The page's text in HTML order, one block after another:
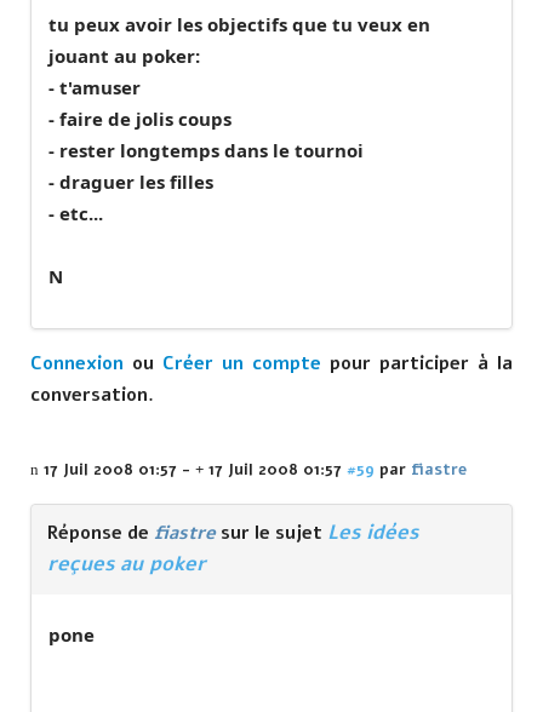
tu peux avoir les objectifs que tu veux en
jouant au poker:
- t'amuser
- faire de jolis coups
- rester longtemps dans le tournoi
- draguer les filles
- etc...
N
Connexion ou Créer un compte pour participer à la
conversation.
17 Juil 2008 01:57 - 17 Juil 2008 01:57 #59 par fiastre
Réponse de fiastresur le sujet Les idées
reçues au poker
pone